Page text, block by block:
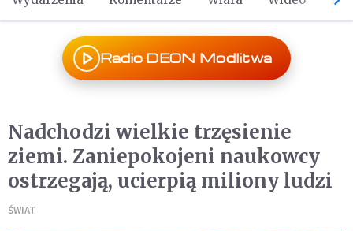
Radio DEON Modlitwa
Nadchodzi wielkie trzęsienie
ziemi. Zaniepokojeni naukowcy
ostrzegają, ucierpią miliony ludzi
ŚWIAT